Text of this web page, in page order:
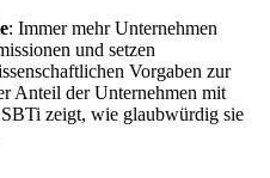
: Immer mehr Unternehmen
und setzen
Vorgaben zur
Anteil der Unternehmen mit
zeigt, wie glaubwürdig sie